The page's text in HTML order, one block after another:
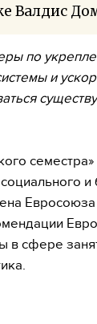
Валдис
по
и
в сфере